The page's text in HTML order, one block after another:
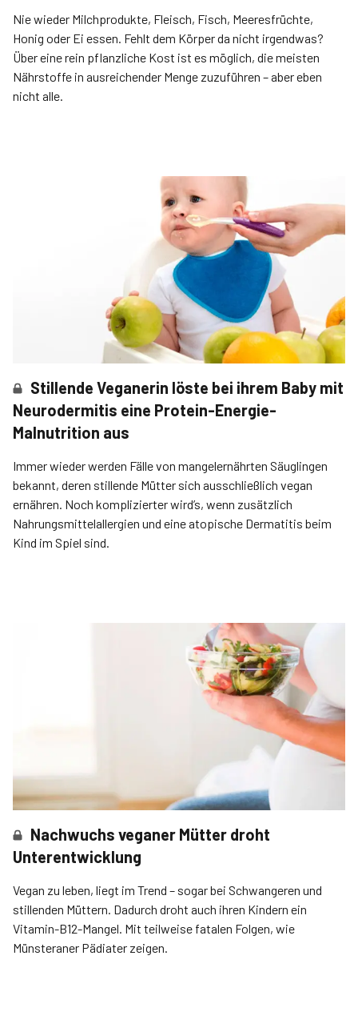
Nie wieder Milchprodukte, Fleisch, Fisch, Meeresfrüchte,
Honig oder Ei essen. Fehlt dem Körper da nicht irgendwas?
Über eine rein pflanzliche Kost ist es möglich, die meisten
Nährstoffe in ausreichender Menge zuzuführen – aber eben
nicht alle.
Stillende Veganerin löste bei ihrem Baby mit
Neurodermitis eine Protein-Energie-
Malnutrition aus
Immer wieder werden Fälle von mangelernährten Säuglingen
bekannt, deren stillende Mütter sich ausschließlich vegan
ernähren. Noch komplizierter wird’s, wenn zusätzlich
Nahrungsmittelallergien und eine atopische Dermatitis beim
Kind im Spiel sind.
Nachwuchs veganer Mütter droht
Unterentwicklung
Vegan zu leben, liegt im Trend – sogar bei Schwangeren und
stillenden Müttern. Dadurch droht auch ihren Kindern ein
Vitamin-B12-Mangel. Mit teilweise fatalen Folgen, wie
Münsteraner Pädiater zeigen.